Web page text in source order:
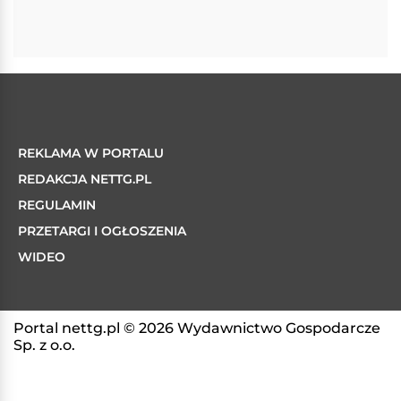
REKLAMA W PORTALU
REDAKCJA NETTG.PL
REGULAMIN
PRZETARGI I OGŁOSZENIA
WIDEO
Portal nettg.pl © 2026 Wydawnictwo Gospodarcze
Sp. z o.o.